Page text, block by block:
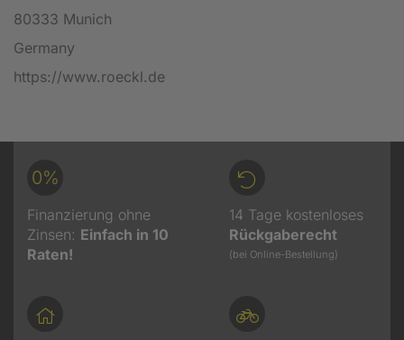
80333 Munich
Germany
https://www.roeckl.de
0%
Finanzierung ohne
Zinsen: Einfach in 10
Raten!
14 Tage kostenloses
Rückgaberecht
(bei Online-Bestellung)